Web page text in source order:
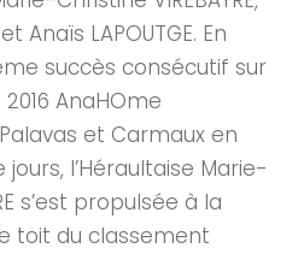
Anaïs LAPOUTGE. En
succès consécutif sur
2016 AnaHOme
et Carmaux en
jours, l’Héraultaise Marie-
s’est propulsée à la
toit du classement